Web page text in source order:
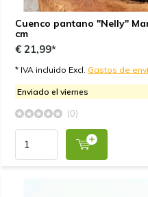
Cuenco pantano "Nelly"
cm
€ 21,99*
* IVA incluido Excl. Gastos de
Enviado el viernes
(0)